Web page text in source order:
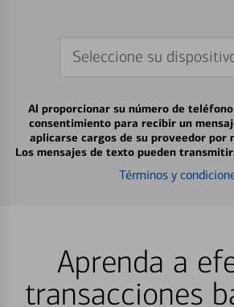
Seleccione su
Al proporcionar su número de
consentimiento para recibir un
aplicarse cargos de su proveedor por
Los mensajes de texto pueden
Términos y
Aprenda a
transacciones